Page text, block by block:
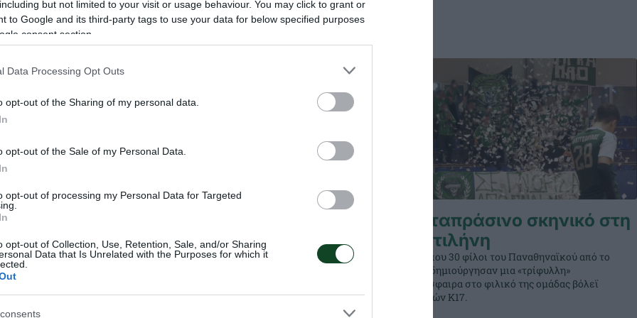
but not limited to your visit or usage behaviour. You may click to grant or
to Google and its third-party tags to use your data for below specified purposes
consent section.
Data Processing Opt Outs
opt-out of the Sharing of my personal data.
opt-out of the Sale of my Personal Data.
opt-out of processing my Personal Data for Targeted
opt-out of Collection, Use, Retention, Sale, and/or Sharing
Data that Is Unrelated with the Purposes for which it
στο
ακαδημιών του
αγώνες μέσα στο
Μυτιλήνη
Η ομάδα Αγοριών Κ17 του Παναθηναϊκού
φιλάθλων του Συλλόγου.
Καταπράσινο σκηνικό στη
Μυτιλήνη
Περίπου 30 φίλοι του Παναθηναϊκού από το
νησί δημιούργησαν μια «τρίφυλλη»
ατμόσφαιρα στο φιλικό της ομάδας βόλεϊ
Αγοριών Κ17.